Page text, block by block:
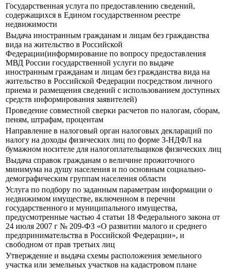
Государственная услуга по предоставлению сведений,
содержащихся в Едином государственном реестре
недвижимости
Выдача иностранным гражданам и лицам без гражданства
вида на жительство в Российской
Федерации(информирование по вопросу предоставления
МВД России государственной услуги по выдаче
иностранным гражданам и лицам без гражданства вида на
жительство в Российской Федерации посредством личного
приема и размещения сведений с использованием доступных
средств информирования заявителей)
Проведение совместной сверки расчетов по налогам, сборам,
пеням, штрафам, процентам
Направление в налоговый орган налоговых деклараций по
налогу на доходы физических лиц по форме 3-НДФЛ на
бумажном носителе для налогоплательщиков физических лиц
Выдача справок гражданам о величине прожиточного
минимума на душу населения и по основным социально-
демографическим группам населения области
Услуга по подбору по заданным параметрам информации о
недвижимом имуществе, включенном в перечни
государственного и муниципального имущества,
предусмотренные частью 4 статьи 18 Федерального закона от
24 июля 2007 г № 209-ФЗ «О развитии малого и среднего
предпринимательства в Российской Федерации», и
свободном от прав третьих лиц
Утверждение и выдача схемы расположения земельного
участка или земельных участков на кадастровом плане